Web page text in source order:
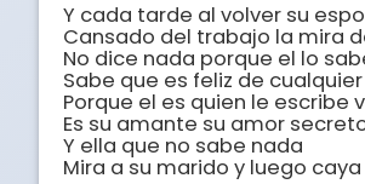
Y cada tarde al volver su
Cansado del trabajo la mira
No dice nada porque el lo
Sabe que es feliz de
Porque el es quien le escribe
Es su amante su amor
Y ella que no sabe nada
Mira a su marido y luego caya